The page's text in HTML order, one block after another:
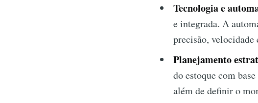
Tecnologia e
e integrada. A
precisão,
Planejamento
do estoque com
além de definir o